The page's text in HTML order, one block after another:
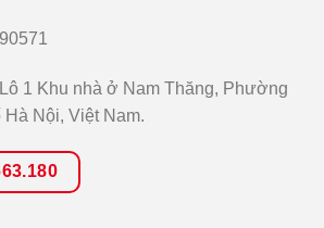
1 Khu nhà ở Nam Thăng, Phường
Nội, Việt Nam.